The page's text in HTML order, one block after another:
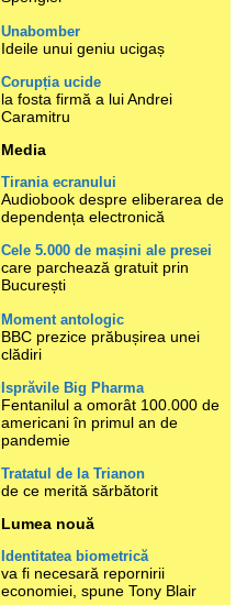
Unabomber
Ideile unui geniu ucigaș
Corupția ucide
la fosta firmă a lui Andrei
Caramitru
Media
Tirania ecranului
Audiobook despre eliberarea de
dependența electronică
Cele 5.000 de mașini ale presei
care parchează gratuit prin
București
Moment antologic
BBC prezice prăbușirea unei
clădiri
Isprăvile Big Pharma
Fentanilul a omorât 100.000 de
americani în primul an de
pandemie
Tratatul de la Trianon
de ce merită sărbătorit
Lumea nouă
Identitatea biometrică
va fi necesară repornirii
economiei, spune Tony Blair